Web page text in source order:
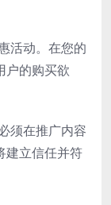
活动。在您的
户的购买欲
须在推广内容
建立信任并符